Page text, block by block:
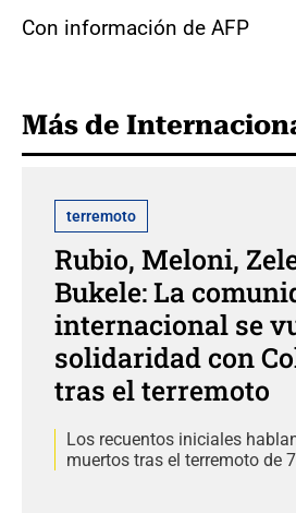
Con información de AFP
Más de
terremoto
Rubio, Meloni,
Bukele: La
internacional se
solidaridad con
tras el terremoto
Los recuentos iniciales
muertos tras el terremoto de